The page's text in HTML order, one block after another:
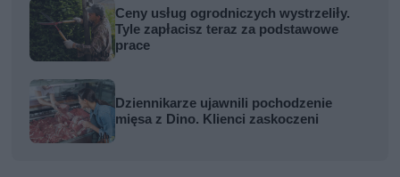
Ceny usług ogrodniczych wystrzeliły.
Tyle zapłacisz teraz za podstawowe
prace
Dziennikarze ujawnili pochodzenie
mięsa z Dino. Klienci zaskoczeni